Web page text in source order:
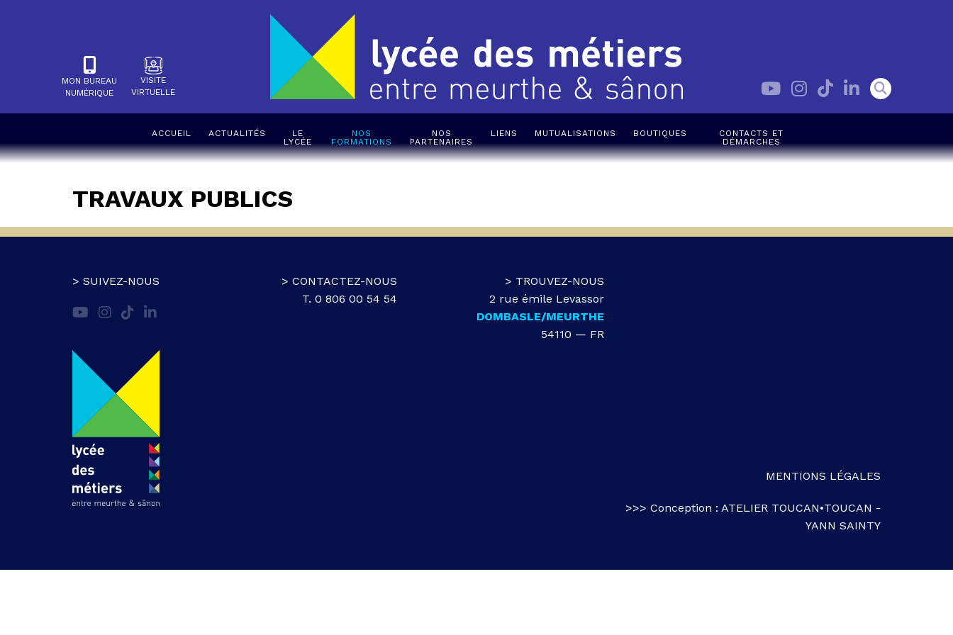
MON BUREAU
NUMÉRIQUE
VISITE
VIRTUELLE
ACCUEIL ACTUALITÉS
LE
LYCÉE
NOS
FORMATIONS
NOS
PARTENAIRES
LIENS MUTUALISATIONS BOUTIQUES
CONTACTS ET
DÉMARCHES
TRAVAUX PUBLICS
> SUIVEZ-NOUS
> CONTACTEZ-NOUS
T. 0 806 00 54 54
> TROUVEZ-NOUS
2 rue émile Levassor
DOMBASLE/MEURTHE
54110 — FR
MENTIONS LÉGALES
>>> Conception : ATELIER TOUCAN•TOUCAN -
YANN SAINTY